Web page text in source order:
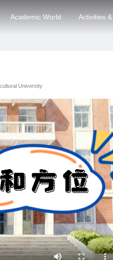
Academic World Activities
University